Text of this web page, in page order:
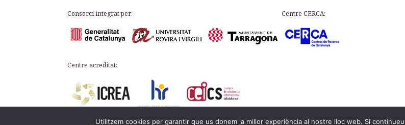
Consorci integrat per: Centre CERCA:
Centre acreditat:
Utilitzem cookies per garantir que us donem la millor experiència al nostre lloc web. Si